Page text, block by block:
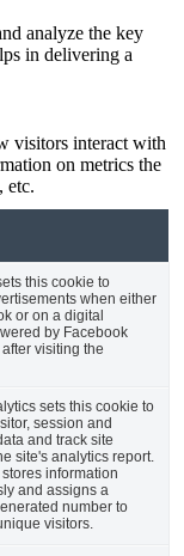
analyze the key
in delivering a
visitors interact with
on metrics the
etc.
this cookie to
when either
or on a digital
by Facebook
visiting the
sets this cookie to
session and
and track site
site's analytics report.
information
and assigns a
number to
visitors.